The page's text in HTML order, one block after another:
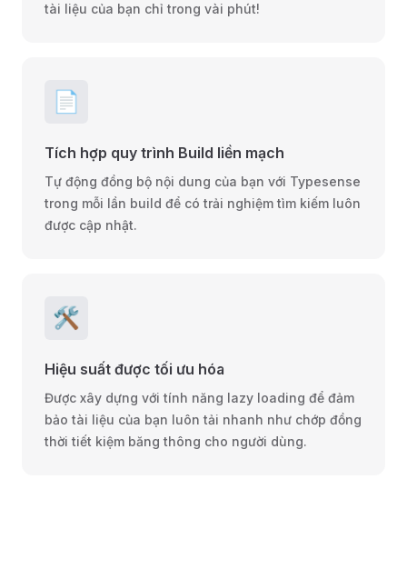
tài liệu của bạn chỉ trong vài phút!
📄
Tích hợp quy trình Build liền mạch
Tự động đồng bộ nội dung của bạn với Typesense
trong mỗi lần build để có trải nghiệm tìm kiếm luôn
được cập nhật.
🛠️
Hiệu suất được tối ưu hóa
Được xây dựng với tính năng lazy loading để đảm
bảo tài liệu của bạn luôn tải nhanh như chớp đồng
thời tiết kiệm băng thông cho người dùng.